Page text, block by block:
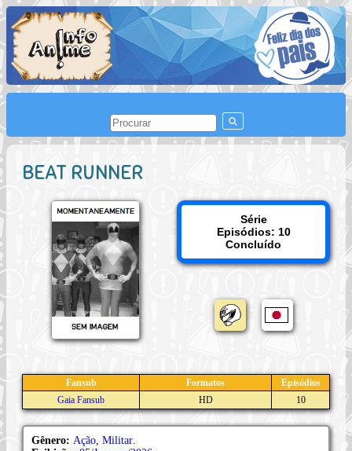
BEAT RUNNER
Série
Episódios: 10
Concluído
Fansub Formatos
Episódios
Gaia Fansub
HD 10
Gênero: Ação Militar